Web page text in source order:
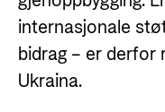
Nyttige lenker
Viktige
Partnerfordeling
Kontakt oss
Norads
Presse og media
internasjonale
bidrag – er
Ukraina.